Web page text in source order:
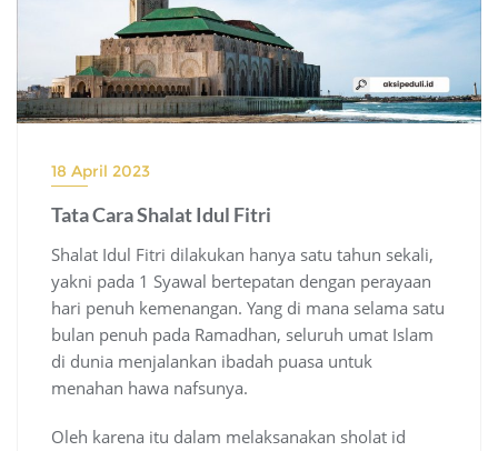
18 April 2023
Tata Cara Shalat Idul Fitri
Shalat Idul Fitri dilakukan hanya satu tahun sekali,
yakni pada 1 Syawal bertepatan dengan perayaan
hari penuh kemenangan. Yang di mana selama satu
bulan penuh pada Ramadhan, seluruh umat Islam
di dunia menjalankan ibadah puasa untuk
menahan hawa nafsunya.
Oleh karena itu dalam melaksanakan sholat id